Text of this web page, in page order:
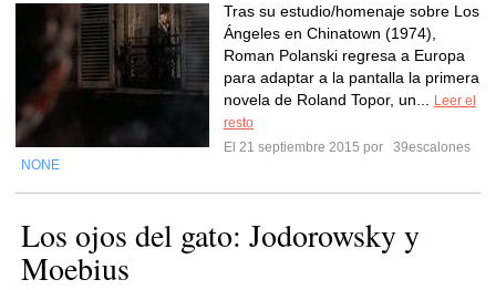
Tras su estudio/homenaje sobre Los
Ángeles en Chinatown (1974),
Roman Polanski regresa a Europa
para adaptar a la pantalla la primera
novela de Roland Topor, un...
Leer el
resto
El 21 septiembre 2015 por
39escalones
NONE
Los ojos del gato: Jodorowsky y
Moebius